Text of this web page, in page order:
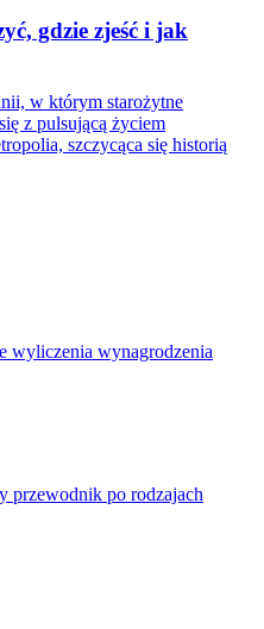
gdzie zjeść i jak
w którym starożytne
z pulsującą życiem
szczycąca się historią
wyliczenia wynagrodzenia
przewodnik po rodzajach